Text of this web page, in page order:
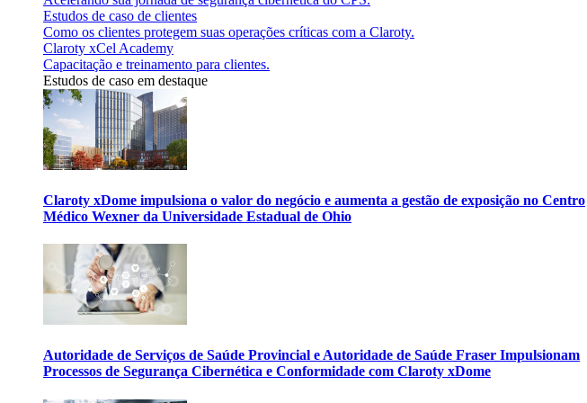
Estudos de caso de clientes
Como os clientes protegem suas operações críticas com a Claroty.
Claroty xCel Academy
Capacitação e treinamento para clientes.
Estudos de caso em destaque
Claroty xDome impulsiona o valor do negócio e aumenta a gestão de exposição no Centro
Médico Wexner da Universidade Estadual de Ohio
Autoridade de Serviços de Saúde Provincial e Autoridade de Saúde Fraser Impulsionam
Processos de Segurança Cibernética e Conformidade com Claroty xDome